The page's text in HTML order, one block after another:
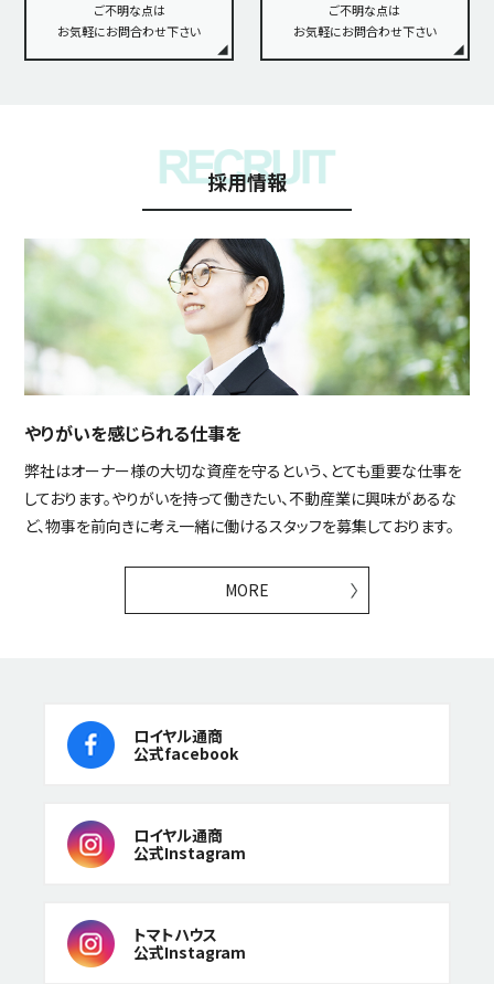
ご不明な点は
お気軽にお問合わせ下さい
ご不明な点は
お気軽にお問合わせ下さい
採用情報
やりがいを感じられる仕事を
弊社はオーナー様の大切な資産を守るという、とても重要な仕事を
しております。やりがいを持って働きたい、不動産業に興味があるな
ど、物事を前向きに考え一緒に働けるスタッフを募集しております。
MORE
ロイヤル通商
公式facebook
ロイヤル通商
公式Instagram
トマトハウス
公式Instagram